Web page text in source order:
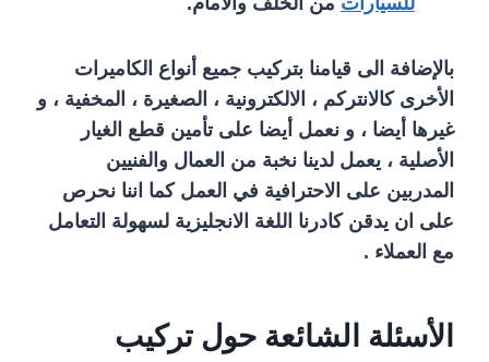
بالإضافة الى قيامنا بتركيب جميع أنواع الكاميرات
الأخرى كالانتركم ، الالكترونية ، الصغيرة ، المخفية ، و
غيرها أيضا ، و نعمل أيضا على تأمين قطع الغيار
الأصلية ، يعمل لدينا نخبة من العمال والفنيين
المدربين على الاحترافية في العمل كما اننا نحرص
على ان يدقن كادرنا اللغة الانجليزية لسهولة التعامل
مع العملاء .
الأسئلة الشائعة حول تركيب